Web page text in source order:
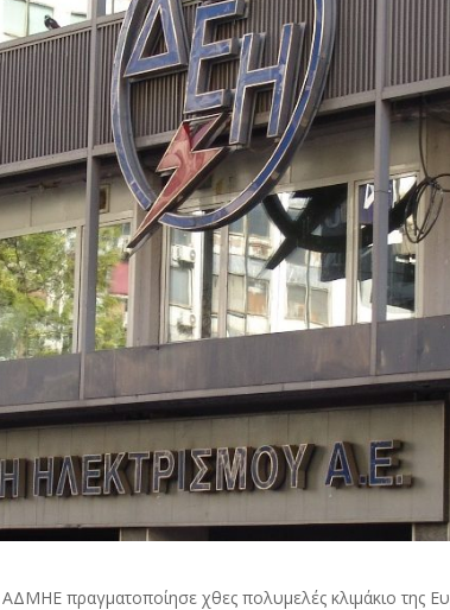
πραγματοποίησε χθες πολυμελές κλιμάκιο της